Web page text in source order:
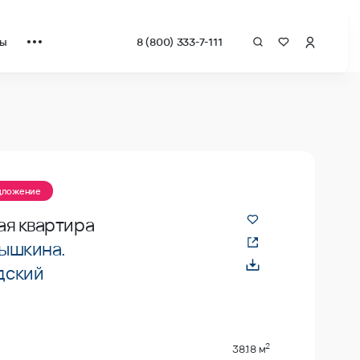
8 (800) 333-7-111
квартира
38.18 м2